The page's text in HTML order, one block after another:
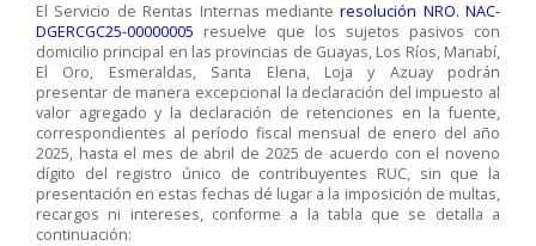
El Servicio de Rentas Internas mediante resolución NRO. NAC-
DGERCGC25-00000005 resuelve que los sujetos pasivos con
domicilio principal en las provincias de Guayas, Los Ríos, Manabí,
El Oro, Esmeraldas, Santa Elena, Loja y Azuay podrán
presentar de manera excepcional la declaración del impuesto al
valor agregado y la declaración de retenciones en la fuente,
correspondientes al período fiscal mensual de enero del año
2025, hasta el mes de abril de 2025 de acuerdo con el noveno
dígito del registro único de contribuyentes RUC, sin que la
presentación en estas fechas dé lugar a la imposición de multas,
recargos ni intereses, conforme a la tabla que se detalla a
continuación: